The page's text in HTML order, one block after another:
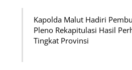
Kapolda Malut Hadiri
Pleno Rekapitulasi Hasil
Tingkat Provinsi